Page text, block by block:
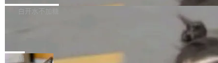
正，才能成为机器能理解的高质量数据。医学影
张CT影像上完成像素级精细分割，让系统"...
理工具。它可以查看，转换，编辑和分类所有主
新功能 macOS：在 Connect/Share 按钮中添加
白开水不加糖
ube 视频，标题是"SwiftUI 七年后：一个平庸的
局